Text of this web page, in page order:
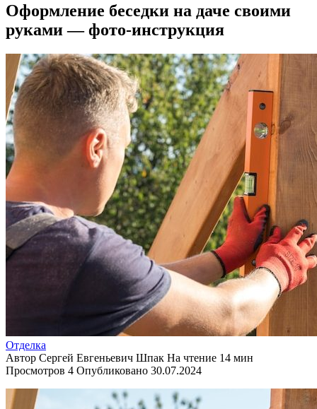
Оформление беседки на даче своими
руками — фото-инструкция
Отделка
Автор Сергей Евгеньевич Шпак На чтение 14 мин
Просмотров 4 Опубликовано 30.07.2024